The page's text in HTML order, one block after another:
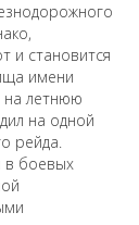
и становится
имени
на летнюю
на одной
рейда.
в боевых